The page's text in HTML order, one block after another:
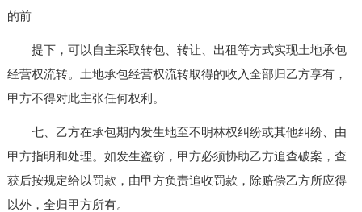
的前
提下，可以自主采取转包、转让、出租等方式实现土地承包
经营权流转。土地承包经营权流转取得的收入全部归乙方享有，
甲方不得对此主张任何权利。
七、乙方在承包期内发生地至不明林权纠纷或其他纠纷、由
甲方指明和处理。如发生盗窃，甲方必须协助乙方追查破案，查
获后按规定给以罚款，由甲方负责追收罚款，除赔偿乙方所应得
以外，全归甲方所有。